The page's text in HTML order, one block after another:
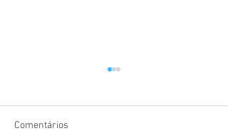
Comentários